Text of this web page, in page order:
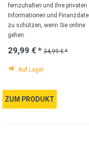
fernzuhalten und Ihre privaten
Informationen und
zu schützen, wenn Sie online
gehen.
29,99 € * 34,99 € *
Auf Lager
ZUM PRODUKT